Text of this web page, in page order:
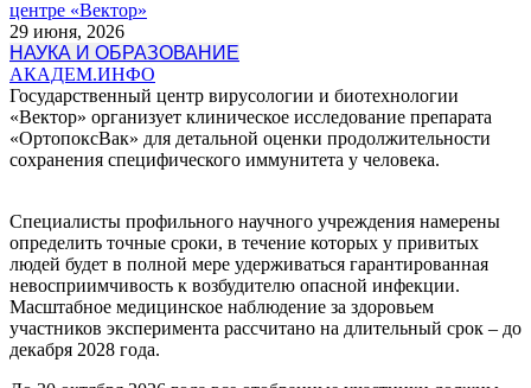
29 июня, 2026
НАУКА И ОБРАЗОВАНИЕ
АКАДЕМ.ИНФО
Государственный центр вирусологии и биотехнологии
«Вектор» организует клиническое исследование препарата
«ОртопоксВак» для детальной оценки продолжительности
сохранения специфического иммунитета у человека.
Специалисты профильного научного учреждения намерены
определить точные сроки, в течение которых у привитых
людей будет в полной мере удерживаться гарантированная
невосприимчивость к возбудителю опасной инфекции.
Масштабное медицинское наблюдение за здоровьем
участников эксперимента рассчитано на длительный срок – до
декабря 2028 года.